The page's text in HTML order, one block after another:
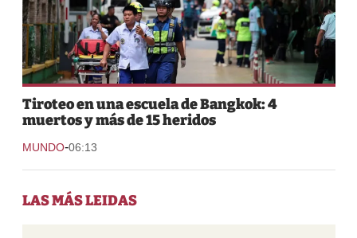
Tiroteo en una escuela de Bangkok: 4
muertos y más de 15 heridos
MUNDO-06:13
LAS MÁS LEIDAS